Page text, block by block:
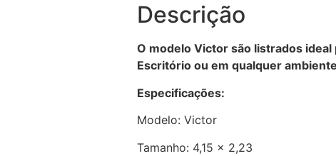
Descrição
O modelo Victor são listrados ideal
Escritório ou em qualquer
Especificações:
Modelo: Victor
Tamanho: 4,15 x 2,23